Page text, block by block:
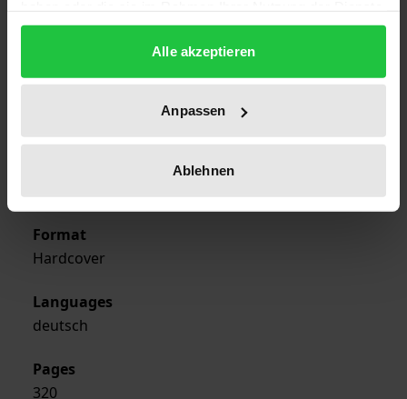
gesammelt haben.
Alle akzeptieren
Anpassen
Ablehnen
Format
Hardcover
Languages
deutsch
Pages
320